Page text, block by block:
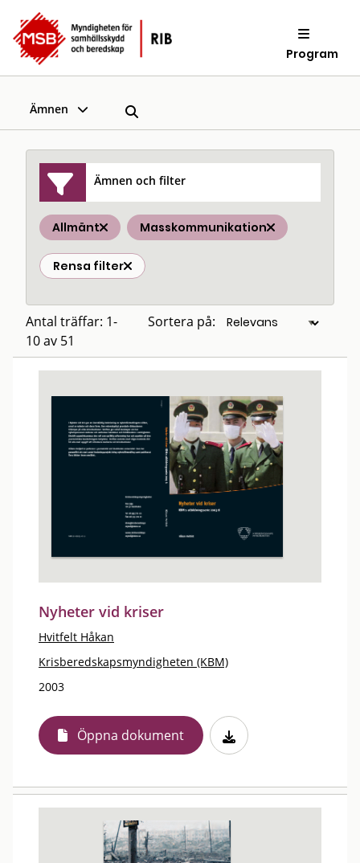
Program
Ämnen
Ämnen och filter
Allmänt Masskommunikation
Rensa filter
Antal träffar: 1-
10 av 51
Sortera på:
Nyheter vid kriser
Hvitfelt Håkan
Krisberedskapsmyndigheten (KBM)
2003
Öppna dokument